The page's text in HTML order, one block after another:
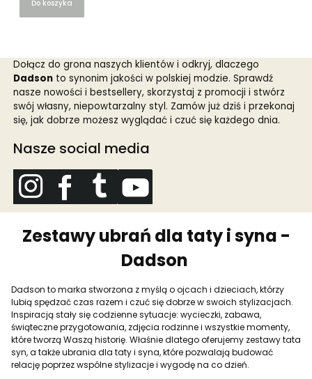
Do koszyka
Dołącz do grona naszych klientów i odkryj, dlaczego
Dadsonto synonim jakości w polskiej modzie. Sprawdź
nasze nowości i bestsellery, skorzystaj z promocji i stwórz
swój własny, niepowtarzalny styl. Zamów już dziś i przekonaj
się, jak dobrze możesz wyglądać i czuć się każdego dnia.
Nasze social media
Zestawy ubrań dla taty i syna -
Dadson
Dadson to marka stworzona z myślą o ojcach i dzieciach, którzy
lubią spędzać czas razem i czuć się dobrze w swoich stylizacjach.
Inspiracją stały się codzienne sytuacje: wycieczki, zabawa,
świąteczne przygotowania, zdjęcia rodzinne i wszystkie momenty,
które tworzą Waszą historię. Właśnie dlatego oferujemy zestawy tata
syn, a także ubrania dla taty i syna, które pozwalają budować
relację poprzez wspólne stylizacje i wygodę na co dzień.